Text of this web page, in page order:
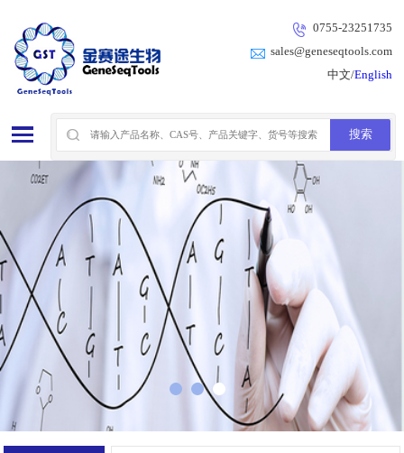
0755-23251735
sales@geneseqtools.com
中文/English
1 2 3